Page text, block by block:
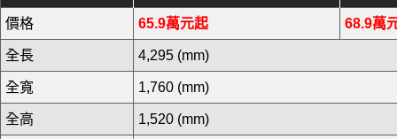
價格 65.9萬元起 68.9萬
全長 4,295 (mm)
全寬 1,760 (mm)
全高 1,520 (mm)